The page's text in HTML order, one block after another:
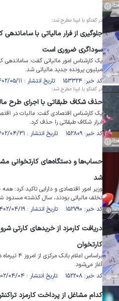
در گفتگو با ایبِنا مطرح شد؛
جلوگیری از فرار مالیاتی با
سوداگری ضروری است
یک کارشناس امور مالیاتی گفت: ساماندهی
میلیون پرونده جدید مالیاتی شد.
کد خبر: ۱۵۳۳۲۴ تاریخ انتشار : ۱۴۰۲/۰۵/۱۱
در گفتگو با ایبِنا مطرح شد؛
حذف شکاف طبقاتی با اجرای طرح
یک کارشناس اقتصادی گفت: مالیات در
ابزار شکاف طبقاتی را حذف کرد.
کد خبر: ۱۵۲۸۰۹ تاریخ انتشار : ۱۴۰۲/۰۴/۳۱
حساب‌ها و دستگاه‌های کارتخوانی
شد
وزیر امور اقتصادی و دارایی تاکید کرد:
تخلف مالیاتی بودند، سال گذشته مسدود
کد خبر: ۱۵۲۷۹۰ تاریخ انتشار : ۱۴۰۲/۰۴/۱۹
دریافت کارمزد از خریدهای کارتی
کارتخوان
براساس
آغاز می‌شود.
کد خبر: ۱۵۲۲۰۸ تاریخ انتشار : ۱۴۰۲/۰۴/۰۴
کدام مشاغل از پرداخت کارمزد